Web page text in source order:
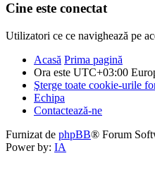
Cine este conectat
Utilizatori ce ce navighează pe
Acasă Prima pagină
Ora este UTC+03:00
Şterge toate cookie-urile
Echipa
Contactează-ne
Furnizat de phpBB® Forum
Power by: IA